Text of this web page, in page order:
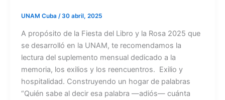
UNAM Cuba /30 abril, 2025
A propósito de la Fiesta del Libro y la Rosa 2025 que
se desarrolló en la UNAM, te recomendamos la
lectura del suplemento mensual dedicado a la
memoria, los exilios y los reencuentros. Exilio y
hospitalidad. Construyendo un hogar de palabras
“Quién sabe al decir esa palabra —adiós— cuánta